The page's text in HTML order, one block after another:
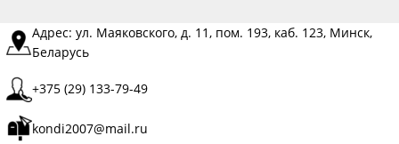
Адрес: ул. Маяковского, д. 11, пом. 193, каб. 123, Минск,
Беларусь
+375 (29) 133-79-49
kondi2007@mail.ru